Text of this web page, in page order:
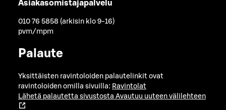
Asiakasomistajapalvelu
010 76 5858 (arkisin klo 9-16)
pvm/mpm
Palaute
Yksittäisten ravintoloiden palautelinkit ovat
ravintoloiden omilla sivuilla: Ravintolat
Lähetä palautetta sivustosta Avautuu uuteen välilehteen